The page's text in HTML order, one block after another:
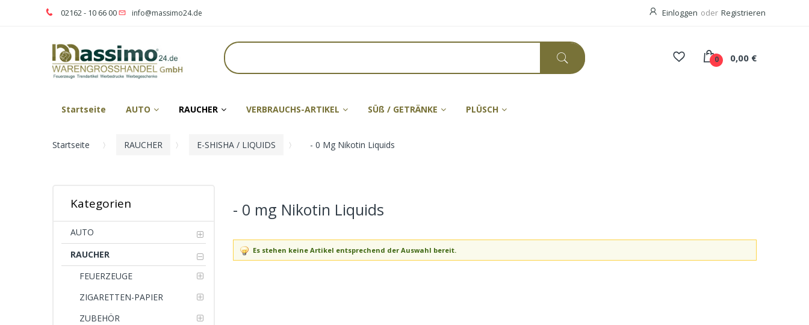
02162 - 10 66 00 info@massimo24.de Einloggen oder Registrieren
0 0,00 €
Startseite AUTO RAUCHER VERBRAUCHS-ARTIKEL SÜß / GETRÄNKE PLÜSCH
Startseite RAUCHER E-SHISHA / LIQUIDS - 0 Mg Nikotin Liquids
- 0 mg Nikotin Liquids
Es stehen keine Artikel entsprechend der Auswahl bereit.
Kategorien
AUTO
RAUCHER
FEUERZEUGE
ZIGARETTEN-PAPIER
ZUBEHÖR